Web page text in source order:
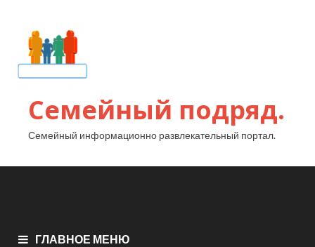
Семейный подряд.
Семейный информационно развлекательный портал.
ГЛАВНОЕ МЕНЮ